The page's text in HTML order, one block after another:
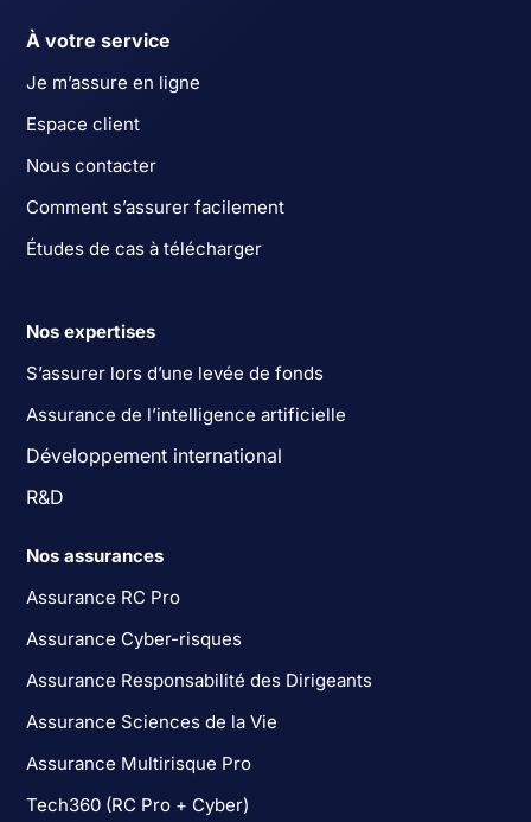
À votre service
Je m’assure en ligne
Espace client
Nous contacter
Comment s’assurer facilement
Études de cas à télécharger
Nos expertises
S’assurer lors d’une levée de fonds
Assurance de l’intelligence artificielle
Développement international
R&D
Nos assurances
Assurance RC Pro
Assurance Cyber-risques
Assurance Responsabilité des Dirigeants
Assurance Sciences de la Vie
Assurance Multirisque Pro
Tech360 (RC Pro + Cyber)